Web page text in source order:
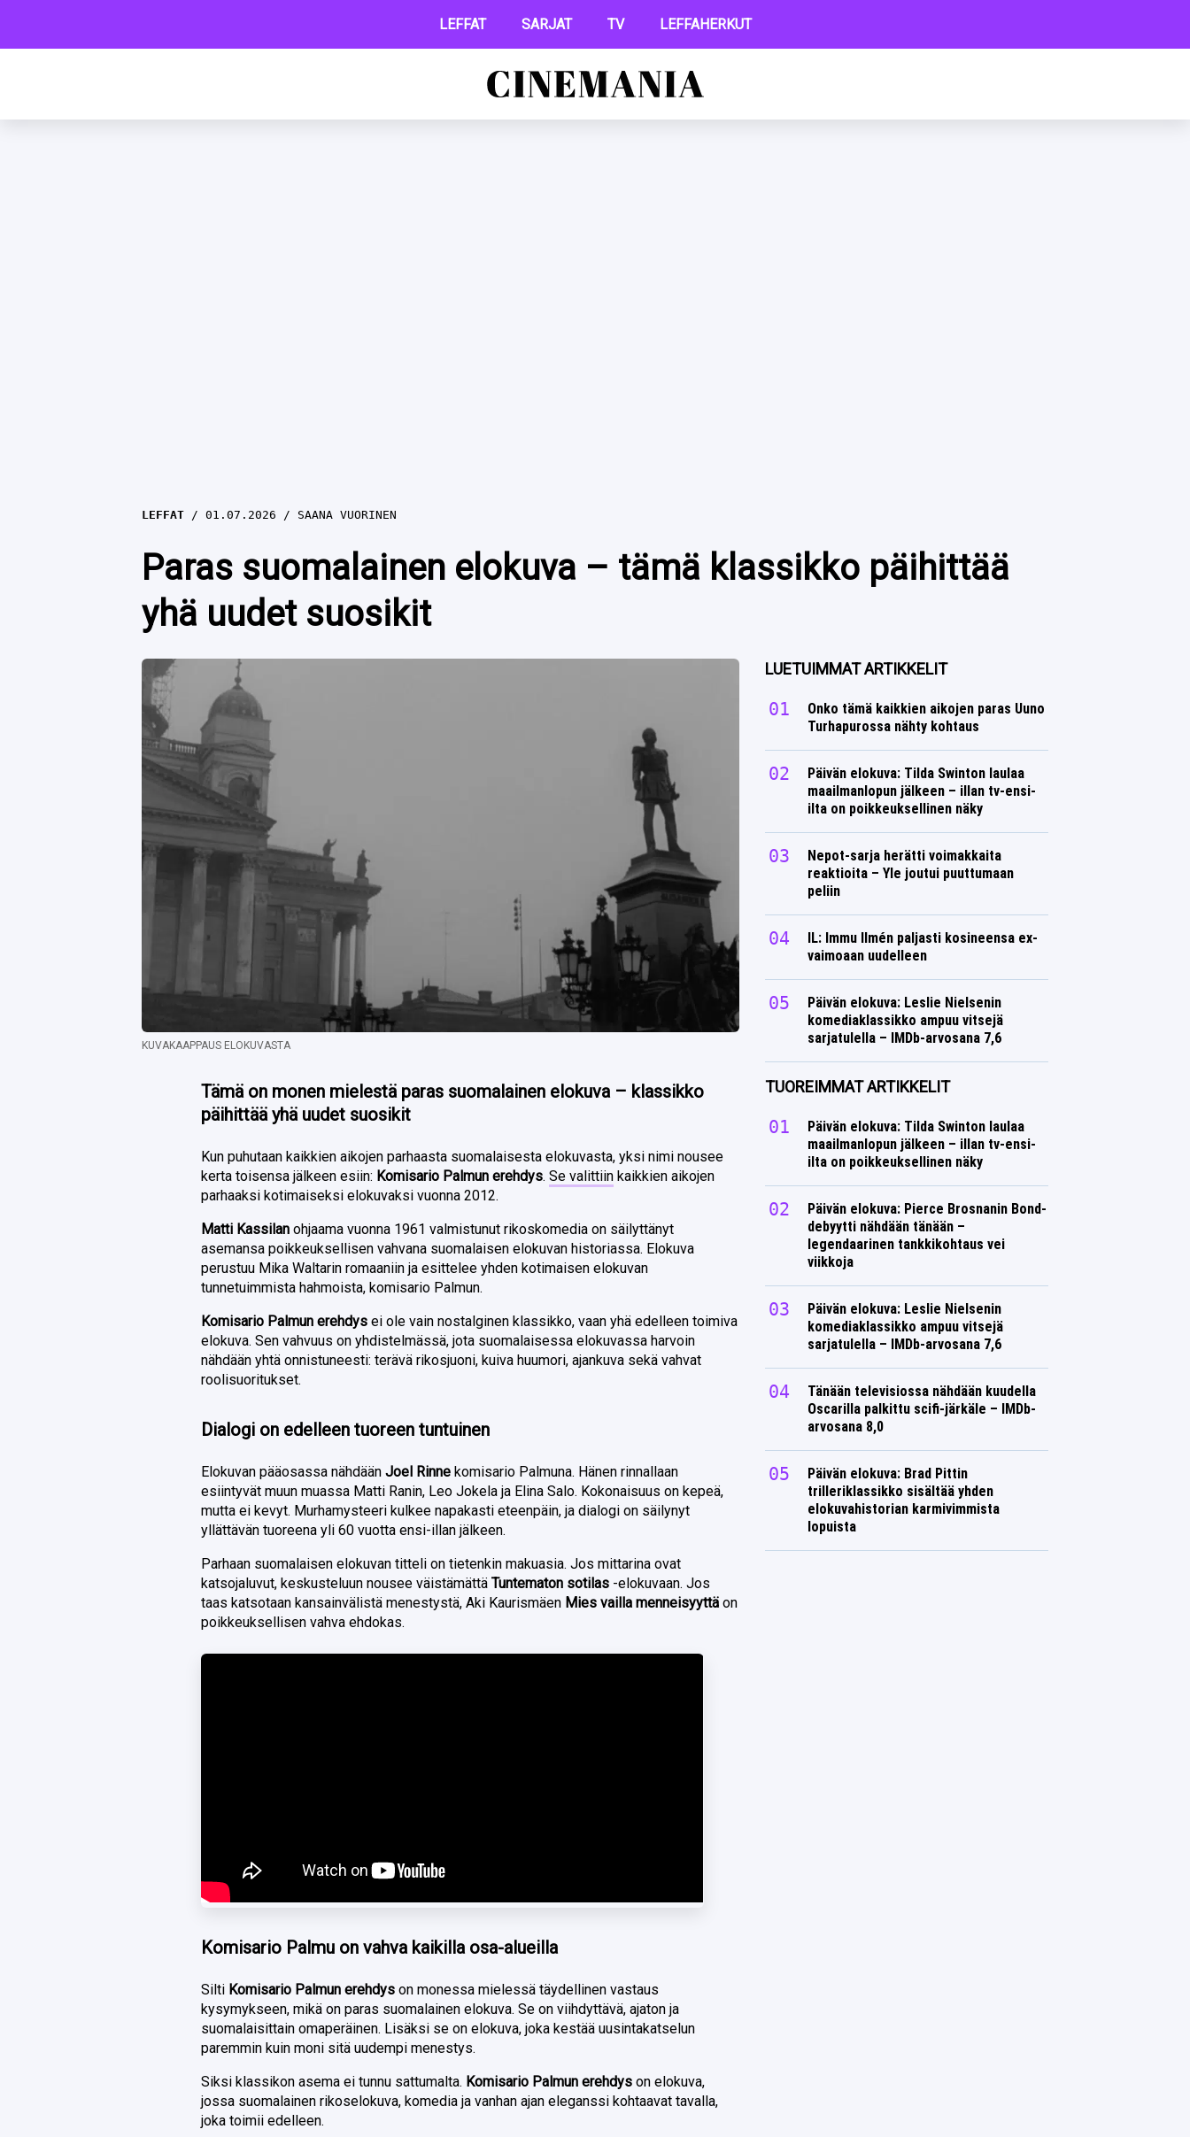
LEFFAT SARJAT TV LEFFAHERKUT
LEFFAT 01.07.2026 SAANA VUORINEN
Paras suomalainen elokuva – tämä klassikko päihittää
yhä uudet suosikit
KUVAKAAPPAUS ELOKUVASTA
Tämä on monen mielestä paras suomalainen elokuva – klassikko
päihittää yhä uudet suosikit
Kun puhutaan kaikkien aikojen parhaasta suomalaisesta elokuvasta, yksi nimi nousee
kerta toisensa jälkeen esiin: Komisario Palmun erehdys.Se valittiin kaikkien aikojen
parhaaksi kotimaiseksi elokuvaksi vuonna 2012.
Matti Kassilan ohjaama vuonna 1961 valmistunut rikoskomedia on säilyttänyt
asemansa poikkeuksellisen vahvana suomalaisen elokuvan historiassa. Elokuva
perustuu Mika Waltarin romaaniin ja esittelee yhden kotimaisen elokuvan
tunnetuimmista hahmoista, komisario Palmun.
Komisario Palmun erehdys ei ole vain nostalginen klassikko, vaan yhä edelleen toimiva
elokuva. Sen vahvuus on yhdistelmässä, jota suomalaisessa elokuvassa harvoin
nähdään yhtä onnistuneesti: terävä rikosjuoni, kuiva huumori, ajankuva sekä vahvat
roolisuoritukset.
Dialogi on edelleen tuoreen tuntuinen
Elokuvan pääosassa nähdäänJoel Rinne komisario Palmuna. Hänen rinnallaan
esiintyvät muun muassa Matti Ranin, Leo Jokela ja Elina Salo. Kokonaisuus on kepeä,
mutta ei kevyt. Murhamysteeri kulkee napakasti eteenpäin, ja dialogi on säilynyt
yllättävän tuoreena yli 60 vuotta ensi-illan jälkeen.
Parhaan suomalaisen elokuvan titteli on tietenkin makuasia. Jos mittarina ovat
katsojaluvut, keskusteluun nousee väistämättäTuntematon sotilas -elokuvaan. Jos
taas katsotaan kansainvälistä menestystä, Aki Kaurismäen Mies vailla menneisyyttä on
poikkeuksellisen vahva ehdokas.
Komisario Palmu on vahva kaikilla osa-alueilla
Silti Komisario Palmun erehdys on monessa mielessä täydellinen vastaus
kysymykseen, mikä on paras suomalainen elokuva. Se on viihdyttävä, ajaton ja
suomalaisittain omaperäinen. Lisäksi se on elokuva, joka kestää uusintakatselun
paremmin kuin moni sitä uudempi menestys.
Siksi klassikon asema ei tunnu sattumalta. Komisario Palmun erehdys on elokuva,
jossa suomalainen rikoselokuva, komedia ja vanhan ajan eleganssi kohtaavat tavalla,
joka toimii edelleen.
LUETUIMMAT ARTIKKELIT
Onko tämä kaikkien aikojen paras Uuno
Turhapurossa nähty kohtaus
Päivän elokuva: Tilda Swinton laulaa
maailmanlopun jälkeen – illan tv-ensi-
ilta on poikkeuksellinen näky
Nepot-sarja herätti voimakkaita
reaktioita – Yle joutui puuttumaan
peliin
IL: Immu Ilmén paljasti kosineensa ex-
vaimoaan uudelleen
Päivän elokuva: Leslie Nielsenin
komediaklassikko ampuu vitsejä
sarjatulella – IMDb-arvosana 7,6
TUOREIMMAT ARTIKKELIT
Päivän elokuva: Tilda Swinton laulaa
maailmanlopun jälkeen – illan tv-ensi-
ilta on poikkeuksellinen näky
Päivän elokuva: Pierce Brosnanin Bond-
debyytti nähdään tänään –
legendaarinen tankkikohtaus vei
viikkoja
Päivän elokuva: Leslie Nielsenin
komediaklassikko ampuu vitsejä
sarjatulella – IMDb-arvosana 7,6
Tänään televisiossa nähdään kuudella
Oscarilla palkittu scifi-järkäle – IMDb-
arvosana 8,0
Päivän elokuva: Brad Pittin
trilleriklassikko sisältää yhden
elokuvahistorian karmivimmista
lopuista